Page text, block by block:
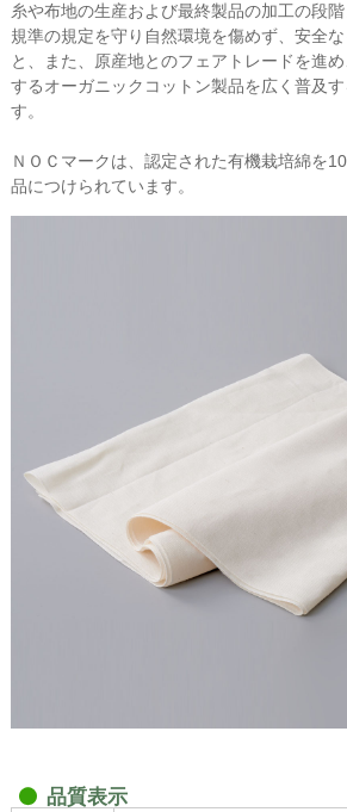
糸や布地の生産および最終製品の加工の段
規準の規定を守り自然環境を傷めず、安全
と、また、原産地とのフェアトレードを進
するオーガニックコットン製品を広く普及
す。
ＮＯＣマークは、認定された有機栽培綿を
品につけられています。
品質表示